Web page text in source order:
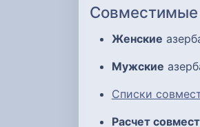
Женские
Мужские
Списки
Расчет